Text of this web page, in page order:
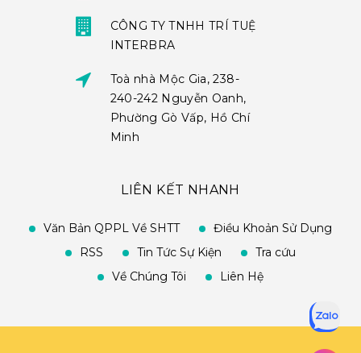
CÔNG TY TNHH TRÍ TUỆ
INTERBRA
Toà nhà Mộc Gia, 238-
240-242 Nguyễn Oanh,
Phường Gò Vấp, Hồ Chí
Minh
LIÊN KẾT NHANH
Văn Bản QPPL Về SHTT
Điều Khoản Sử Dụng
RSS
Tin Tức Sự Kiện
Tra cứu
Về Chúng Tôi
Liên Hệ